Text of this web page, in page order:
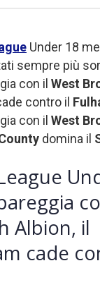
Under 18
sempre più
con il West
contro il
con il West
domina il
Albion, il
cade